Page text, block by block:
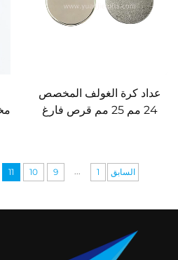
عداد كرة الغولف المخصص
24 مم 25 مم قرص فارغ
السابق 1
9
10
11